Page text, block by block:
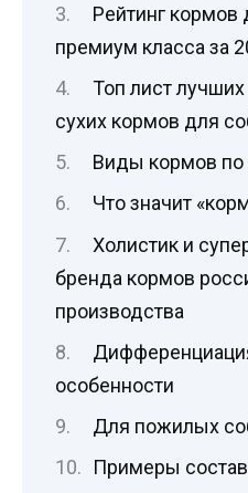
Рейтинг кормов
премиум класса за
Топ лист
сухих кормов для
Виды кормов по
Что значит
Холистик и
бренда кормов
производства
особенности
Для пожилых
Примеры